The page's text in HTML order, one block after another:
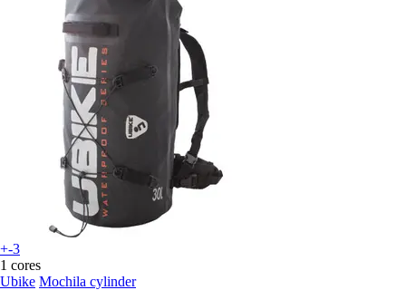
+-3
1 cores
Ubike Mochila cylinder